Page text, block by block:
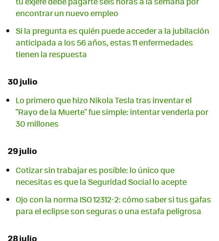
encontrar un nuevo empleo
Si la pregunta es quién puede acceder a la jubilación
anticipada a los 56 años, estas 11 enfermedades
tienen la respuesta
30 julio
Lo primero que hizo Nikola Tesla tras inventar el
"Rayo de la Muerte" fue simple: intentar venderla por
30 millones
29 julio
Cotizar sin trabajar es posible: lo único que
necesitas es que la Seguridad Social lo acepte
Ojo con la norma ISO 12312-2: cómo saber si tus gafas
para el eclipse son seguras o una estafa peligrosa
28 julio